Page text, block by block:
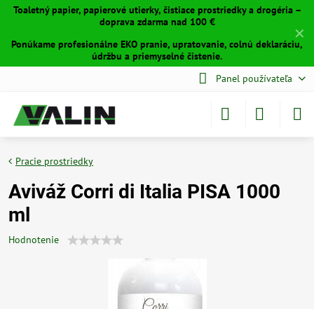
✕
Toaletný papier, papierové utierky, čistiace prostriedky a drogéria –
doprava zdarma nad 100 €
Ponúkame profesionálne EKO pranie, upratovanie, colnú deklaráciu,
údržbu a priemyselné čistenie.
Panel používateľa
Pracie prostriedky
Aviváž Corri di Italia PISA 1000
ml
Hodnotenie